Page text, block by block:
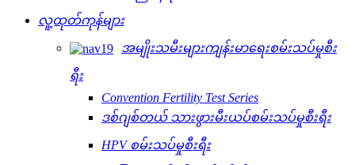
လူ့ထုတ်ကုန်များ
အမျိုးသမီးများကျန်းမာရေးစမ်းသပ်မှုစီး
ရီး
Convention Fertility Test Series
ဒစ်ဂျစ်တယ် သားဖွားမီးယပ်စမ်းသပ်မှုစီးရီး
HPV စမ်းသပ်မှုစီးရီး